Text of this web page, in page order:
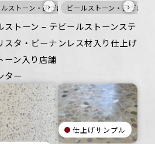
げ 床
ストーン・研ぎ出し仕上げ 灰 寒色
›
ストーン – テ
スタ・ビーナ
ーン入り店舗
ター
ビールストーン・研ぎ出し
›
ビールストーンステ
ンレス材入り仕上げ
仕上げサンプル